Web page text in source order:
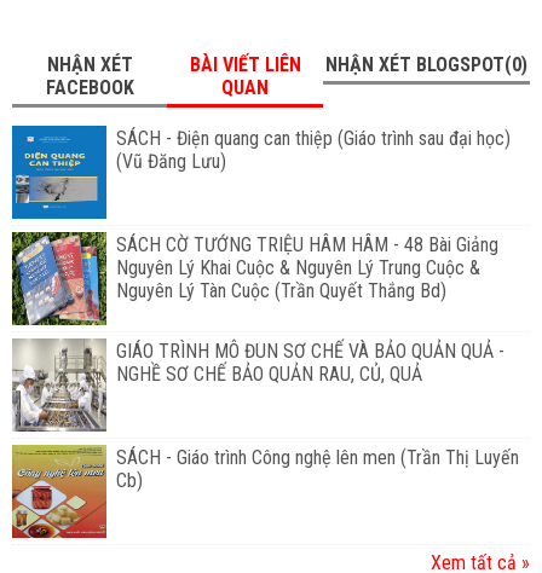
NHẬN XÉT
FACEBOOK
BÀI VIẾT LIÊN
QUAN
NHẬN XÉT BLOGSPOT(0)
SÁCH - Điện quang can thiệp (Giáo trình sau đại học)
(Vũ Đăng Lưu)
SÁCH CỜ TƯỚNG TRIỆU HÂM HÂM - 48 Bài Giảng
Nguyên Lý Khai Cuộc & Nguyên Lý Trung Cuộc &
Nguyên Lý Tàn Cuộc (Trần Quyết Thắng Bd)
GIÁO TRÌNH MÔ ĐUN SƠ CHẾ VÀ BẢO QUẢN QUẢ -
NGHỀ SƠ CHẾ BẢO QUẢN RAU, CỦ, QUẢ
SÁCH - Giáo trình Công nghệ lên men (Trần Thị Luyến
Cb)
Xem tất cả »